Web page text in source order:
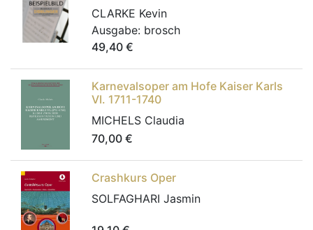
CLARKE Kevin
Ausgabe: brosch
49,40 €
Karnevalsoper am Hofe Kaiser Karls
VI. 1711-1740
MICHELS Claudia
70,00 €
Crashkurs Oper
SOLFAGHARI Jasmin